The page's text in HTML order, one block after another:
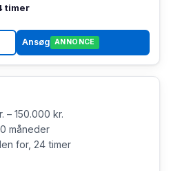
timer
Ansøg ANNONCE
– 150.000 kr.
måneder
for, 24 timer